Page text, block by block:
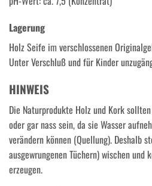
Lagerung
Holz Seife im verschlossenen
Unter Verschluß und für Kinder
HINWEIS
Die Naturprodukte Holz und Kork
oder gar nass sein, da sie Wasser
verändern können (Quellung). Deshalb
ausgewrungenen Tüchern) wischen und
erzeugen.